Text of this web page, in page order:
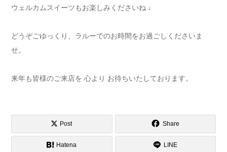
ウェルカムスイーツもお楽しみくださいね ♩
どうぞごゆっくり、ラルーでのお時間をお過ごしくださいま
せ。
来年も皆様のご来店を 心より お待ちいたしております。
Post Share
Hatena LINE